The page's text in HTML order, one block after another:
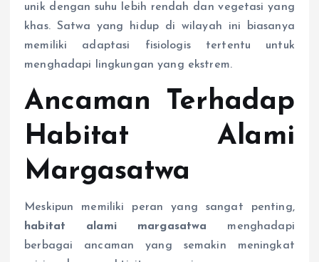
unik dengan suhu lebih rendah dan vegetasi yang
khas. Satwa yang hidup di wilayah ini biasanya
memiliki adaptasi fisiologis tertentu untuk
menghadapi lingkungan yang ekstrem.
Ancaman Terhadap
Habitat Alami
Margasatwa
Meskipun memiliki peran yang sangat penting,
habitat alami margasatwa menghadapi
berbagai ancaman yang semakin meningkat